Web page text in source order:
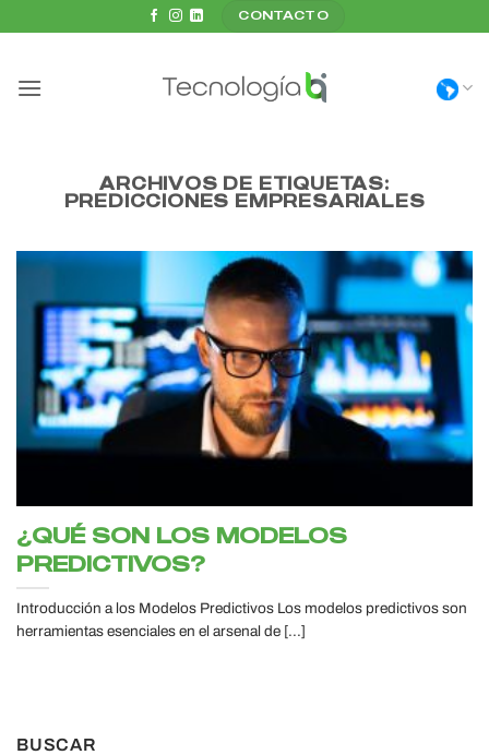
CONTACTO
ARCHIVOS DE ETIQUETAS:
PREDICCIONES EMPRESARIALES
¿QUÉ SON LOS MODELOS
PREDICTIVOS?
Introducción a los Modelos Predictivos Los modelos predictivos son
herramientas esenciales en el arsenal de [...]
BUSCAR